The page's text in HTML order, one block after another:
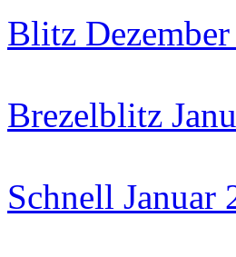
Blitz
Brezelblitz
Schnell Januar